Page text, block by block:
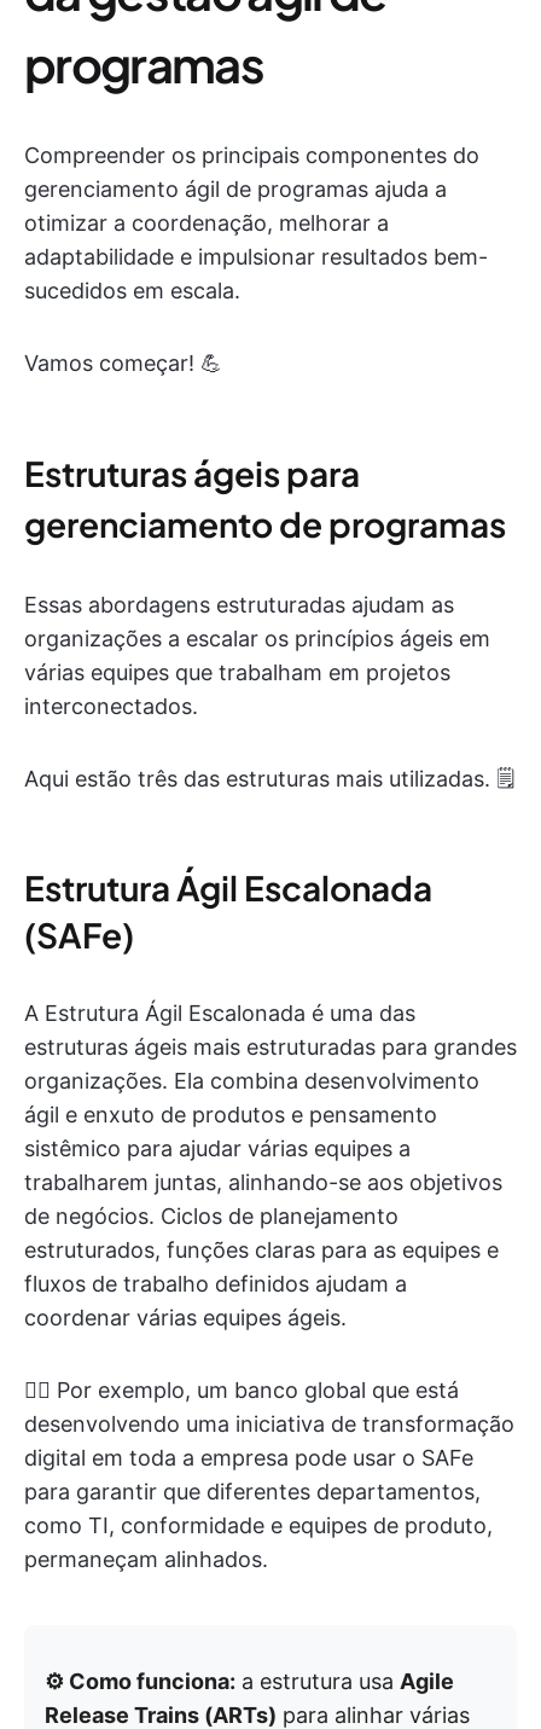
programas
Compreender os principais componentes do
gerenciamento ágil de programas ajuda a
otimizar a coordenação, melhorar a
adaptabilidade e impulsionar resultados bem-
sucedidos em escala.
Vamos começar! 💪
Estruturas ágeis para
gerenciamento de programas
Essas abordagens estruturadas ajudam as
organizações a escalar os princípios ágeis em
várias equipes que trabalham em projetos
interconectados.
Aqui estão três das estruturas mais utilizadas. 🗒️
Estrutura Ágil Escalonada
(SAFe)
A Estrutura Ágil Escalonada é uma das
estruturas ágeis mais estruturadas para grandes
organizações. Ela combina desenvolvimento
ágil e enxuto de produtos e pensamento
sistêmico para ajudar várias equipes a
trabalharem juntas, alinhando-se aos objetivos
de negócios. Ciclos de planejamento
estruturados, funções claras para as equipes e
fluxos de trabalho definidos ajudam a
coordenar várias equipes ágeis.
👉🏼 Por exemplo, um banco global que está
desenvolvendo uma iniciativa de transformação
digital em toda a empresa pode usar o SAFe
para garantir que diferentes departamentos,
como TI, conformidade e equipes de produto,
permaneçam alinhados.
⚙️ Como funciona: a estrutura usa Agile
Release Trains (ARTs) para alinhar várias